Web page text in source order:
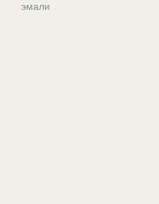
эмали